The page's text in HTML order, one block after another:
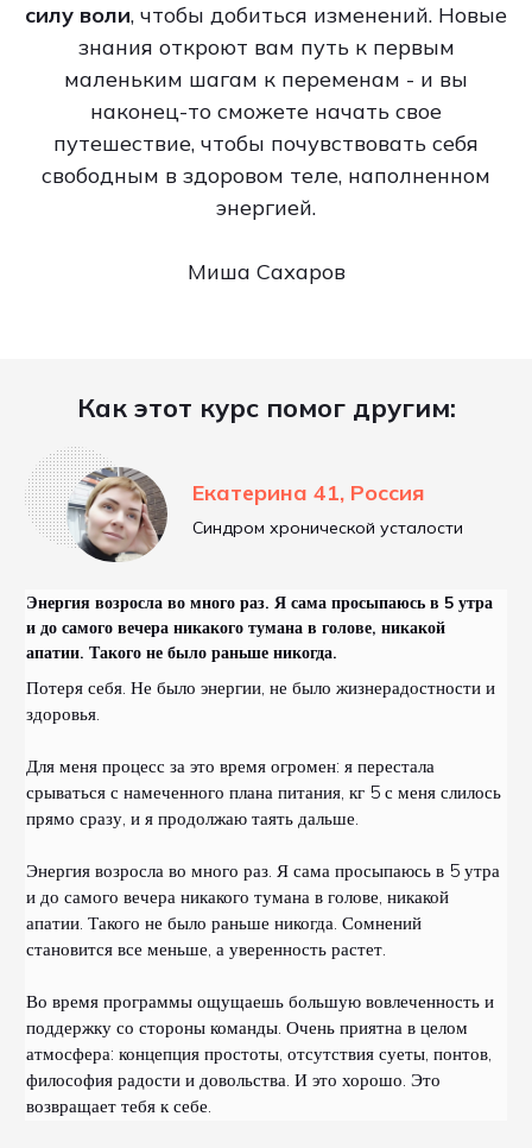
силу воли, чтобы добиться изменений. Новые
знания откроют вам путь к первым
маленьким шагам к переменам - и вы
наконец-то сможете начать свое
путешествие, чтобы почувствовать себя
свободным в здоровом теле, наполненном
энергией.
Миша Сахаров
Как этот курс помог другим:
Екатерина 41, Россия
Синдром хронической усталости
Энергия возросла во много раз. Я сама просыпаюсь в 5 утра
и до самого вечера никакого тумана в голове, никакой
апатии. Такого не было раньше никогда.
Потеря себя. Не было энергии, не было жизнерадостности и
здоровья.
Для меня процесс за это время огромен: я перестала
срываться с намеченного плана питания, кг 5 с меня слилось
прямо сразу, и я продолжаю таять дальше.
Энергия возросла во много раз. Я сама просыпаюсь в 5 утра
и до самого вечера никакого тумана в голове, никакой
апатии. Такого не было раньше никогда. Сомнений
становится все меньше, а уверенность растет.
Во время программы ощущаешь большую вовлеченность и
поддержку со стороны команды. Очень приятна в целом
атмосфера: концепция простоты, отсутствия суеты, понтов,
философия радости и довольства. И это хорошо. Это
возвращает тебя к себе.